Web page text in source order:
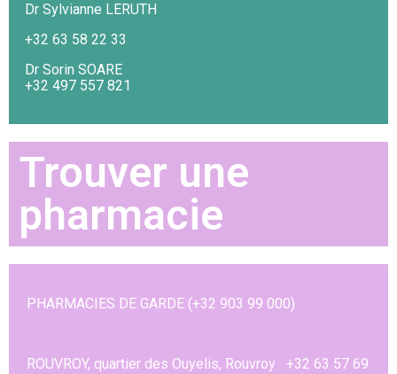
Dr Sylvianne LERUTH
+32 63 58 22 33
Dr Sorin SOARE
+32 497 557 821
Trouver une
pharmacie
PHARMACIES DE GARDE (+32 903 99 000)
ROUVROY, quartier des Ouyelis, Rouvroy +32 63 57 69